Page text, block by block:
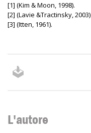
[1] (Kim & Moon, 1998).
[2] (Lavie &Tractinsky, 2003)
[3] (Itten, 1961).
L'autore